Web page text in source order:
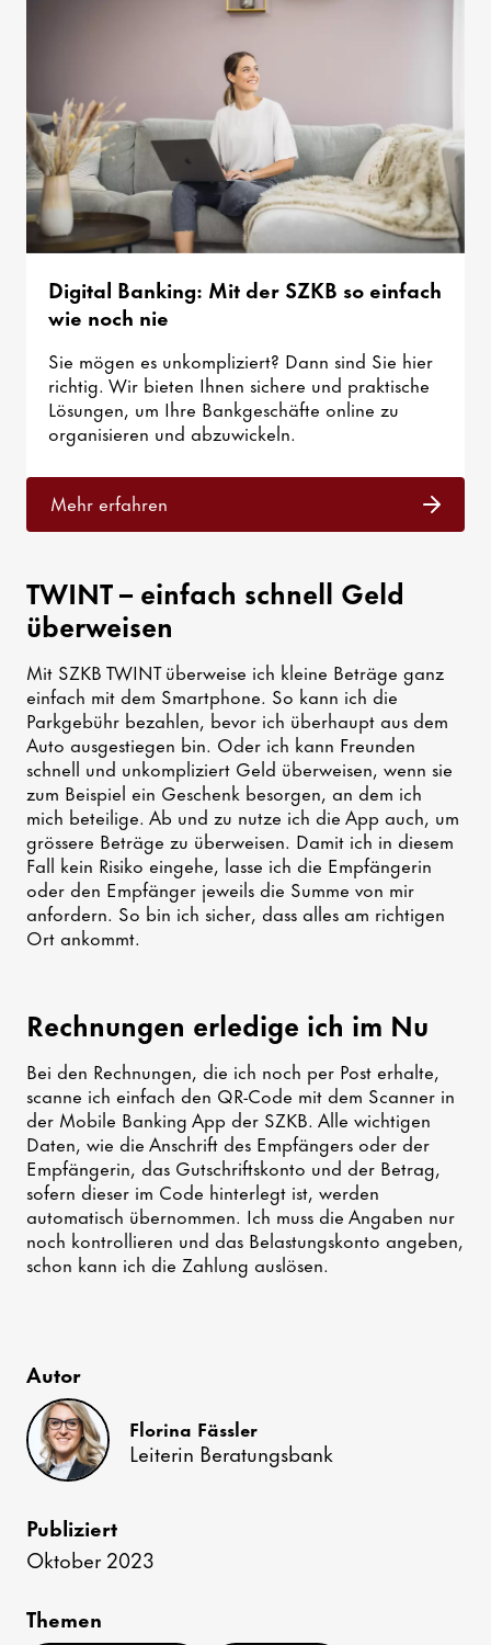
Digital Banking: Mit der SZKB so einfach
wie noch nie
Sie mögen es unkompliziert? Dann sind Sie hier
richtig. Wir bieten Ihnen sichere und praktische
Lösungen, um Ihre Bankgeschäfte online zu
organisieren und abzuwickeln.
Mehr erfahren
TWINT – einfach schnell Geld
überweisen
Mit SZKB TWINT überweise ich kleine Beträge ganz
einfach mit dem Smartphone. So kann ich die
Parkgebühr bezahlen, bevor ich überhaupt aus dem
Auto ausgestiegen bin. Oder ich kann Freunden
schnell und unkompliziert Geld überweisen, wenn sie
zum Beispiel ein Geschenk besorgen, an dem ich
mich beteilige. Ab und zu nutze ich die App auch, um
grössere Beträge zu überweisen. Damit ich in diesem
Fall kein Risiko eingehe, lasse ich die Empfängerin
oder den Empfänger jeweils die Summe von mir
anfordern. So bin ich sicher, dass alles am richtigen
Ort ankommt.
Rechnungen erledige ich im Nu
Bei den Rechnungen, die ich noch per Post erhalte,
scanne ich einfach den QR-Code mit dem Scanner in
der Mobile Banking App der SZKB. Alle wichtigen
Daten, wie die Anschrift des Empfängers oder der
Empfängerin, das Gutschriftskonto und der Betrag,
sofern dieser im Code hinterlegt ist, werden
automatisch übernommen. Ich muss die Angaben nur
noch kontrollieren und das Belastungskonto angeben,
schon kann ich die Zahlung auslösen.
Autor
Florina Fässler
Leiterin Beratungsbank
Publiziert
Oktober 2023
Themen